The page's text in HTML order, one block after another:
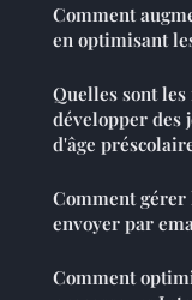
Comment
en optimisant
Quelles sont
développer des
d'âge
Comment
envoyer par
Comment